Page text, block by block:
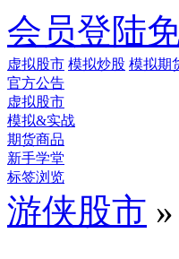
会员登陆
虚拟股市 模拟炒股 模拟期
官方公告
虚拟股市
模拟&实战
期货商品
新手学堂
标签浏览
游侠股市 »